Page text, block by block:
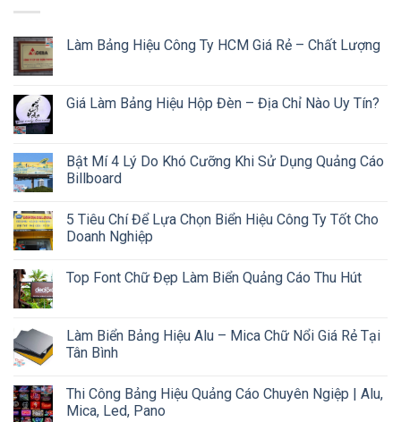
Làm Bảng Hiệu Công Ty HCM Giá Rẻ – Chất Lượng
Giá Làm Bảng Hiệu Hộp Đèn – Địa Chỉ Nào Uy Tín?
Bật Mí 4 Lý Do Khó Cưỡng Khi Sử Dụng Quảng Cáo
Billboard
5 Tiêu Chí Để Lựa Chọn Biển Hiệu Công Ty Tốt Cho
Doanh Nghiệp
Top Font Chữ Đẹp Làm Biển Quảng Cáo Thu Hút
Làm Biển Bảng Hiệu Alu – Mica Chữ Nổi Giá Rẻ Tại
Tân Bình
Thi Công Bảng Hiệu Quảng Cáo Chuyên Ngiệp | Alu,
Mica, Led, Pano